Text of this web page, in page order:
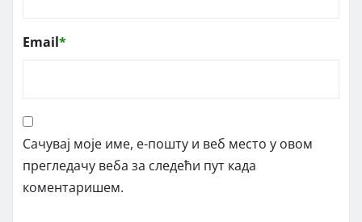
Email*
Сачувај моје име, е-пошту и веб место у овом
прегледачу веба за следећи пут када
коментаришем.